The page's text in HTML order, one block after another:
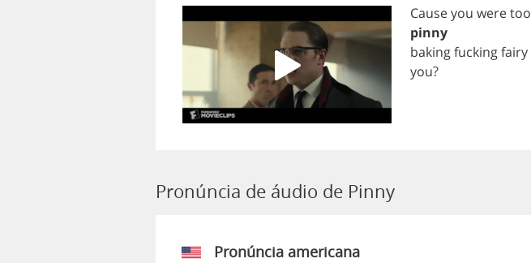
Causeyou weretoo
pinny
bakingfuckingfairy
you?
Pronúncia de áudio de Pinny
Pronúncia americana